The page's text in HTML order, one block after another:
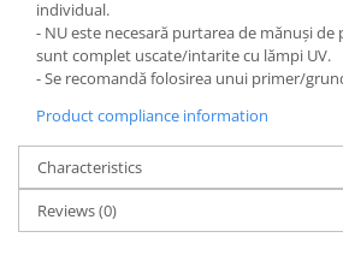
individual.
- NU este necesară purtarea de mănuși
sunt complet uscate/intarite cu lămpi UV.
- Se recomandă folosirea unui primer/
Product compliance information
Characteristics
Reviews(0)